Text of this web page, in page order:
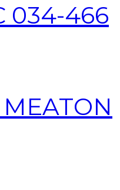
034-466